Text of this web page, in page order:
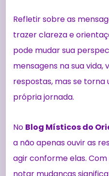
Refletir sobre as
trazer clareza e
pode mudar sua
mensagens na sua vida,
respostas, mas se torna
própria jornada.
No Blog Místicos do
a não apenas ouvir as
agir conforme elas.